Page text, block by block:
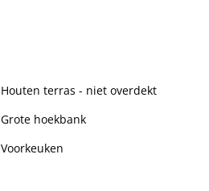
Houten terras - niet overdekt
Grote hoekbank
Voorkeuken